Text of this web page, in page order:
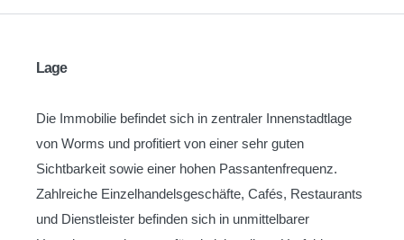
Lage
Die Immobilie befindet sich in zentraler Innenstadtlage
von Worms und profitiert von einer sehr guten
Sichtbarkeit sowie einer hohen Passantenfrequenz.
Zahlreiche Einzelhandelsgeschäfte, Cafés, Restaurants
und Dienstleister befinden sich in unmittelbarer